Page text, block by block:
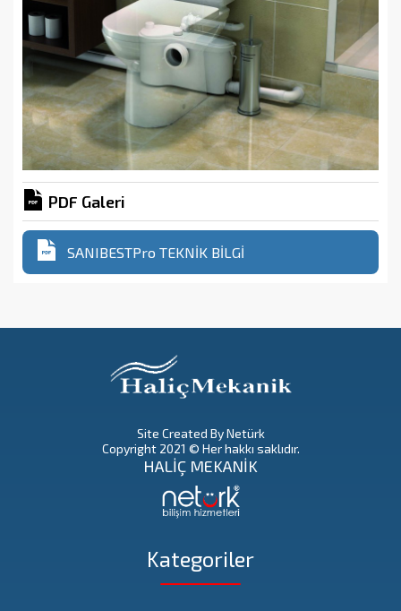
PDF Galeri
SANIBESTPro TEKNİK BİLGİ
Site Created By Netürk
Copyright 2021 © Her hakkı saklıdır.
HALİÇ MEKANİK
Kategoriler